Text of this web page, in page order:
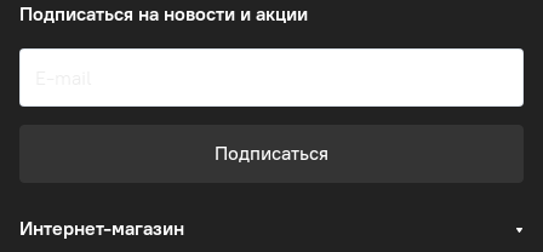
Подписаться на новости и акции
Подписаться
Интернет-магазин